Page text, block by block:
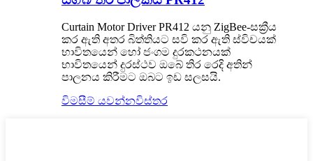
Curtain Motor Driver PR412 යනු ZigBee-සක්‍රීය
කර ඇති අතර බිත්තියට සවි කර ඇති ස්විචයක්
භාවිතයෙන් හෝ ජංගම දුරකථනයක්
භාවිතයෙන් දුරස්ථව ඔබේ තිර රෙදි අතින්
පාලනය කිරීමට ඔබට ඉඩ සලසයි.
විමසීම් යවන්නවිස්තර